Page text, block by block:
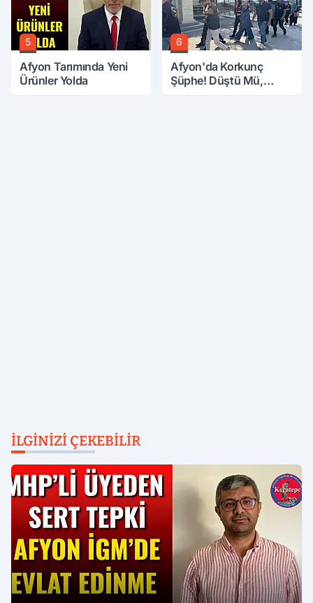
5
Afyon Tarımında Yeni
Ürünler Yolda
6
Afyon'da Korkunç
Şüphe! Düştü Mü,
İLGINIZI ÇEKEBILIR